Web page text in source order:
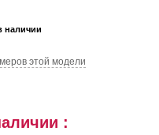
наличии
этой модели
: